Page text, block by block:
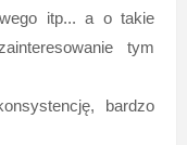
itp... a o takie
tym
bardzo